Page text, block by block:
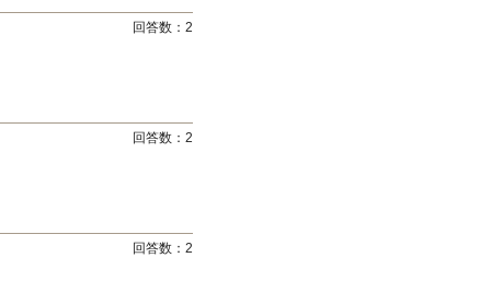
回答数： 2
回答数： 2
回答数： 2